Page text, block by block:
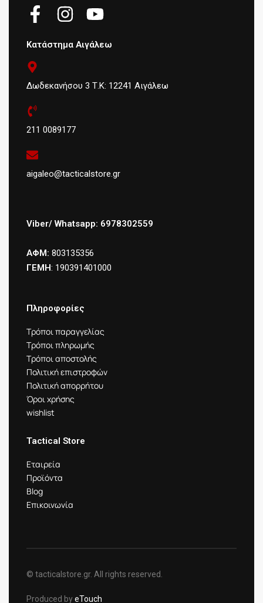
Κατάστημα Αιγάλεω
Δωδεκανήσου 3 Τ.Κ: 12241 Αιγάλεω
211 0089177
aigaleo@tacticalstore.gr
Viber/ Whatsapp: 6978302559
ΑΦΜ: 803135356
ΓΕΜΗ: 190391401000
Πληροφορίες
Τρόποι παραγγελίας
Τρόποι πληρωμής
Τρόποι αποστολής
Πολιτική επιστροφών
Πολιτική απορρήτου
Όροι χρήσης
wishlist
Tactical Store
Εταιρεία
Προϊόντα
Blog
Επικοινωνία
© tacticalstore.gr. All rights reserved.
Produced byeTouch